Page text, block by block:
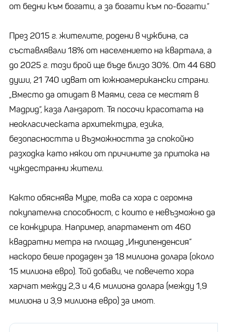
от бедни към богати, а за богати към по-богати.“
През 2015 г. жителите, родени в чужбина, са
съставлявали 18% от населението на квартала, а
до 2025 г. този брой ще бъде близо 30%. От 44 680
души, 21 740 идват от южноамерикански страни.
„Вместо да отидат в Маями, сега се местят в
Мадрид“, каза Ланзарот. Тя посочи красотата на
неокласическата архитектура, езика,
безопасността и възможността за спокойно
разходка като някои от причините за притока на
чуждестранни жители.
Както обяснява Муре, това са хора с огромна
покупателна способност, с които е невъзможно да
се конкурира. Например, апартамент от 460
квадратни метра на площад „Индипенденсия“
наскоро беше продаден за 18 милиона долара (около
15 милиона евро). Той добави, че повечето хора
харчат между 2,3 и 4,6 милиона долара (между 1,9
милиона и 3,9 милиона евро) за имот.